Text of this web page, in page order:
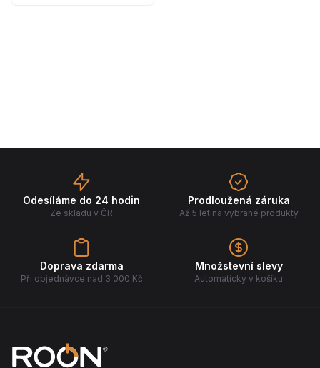
Odesíláme do 24 hodin
Ze skladu v ČR
Prodloužená záruka
Až 5 let na vybrané produkty
Doprava zdarma
Při objednávce nad 3 000 Kč
Množstevní slevy
Automaticky v košíku